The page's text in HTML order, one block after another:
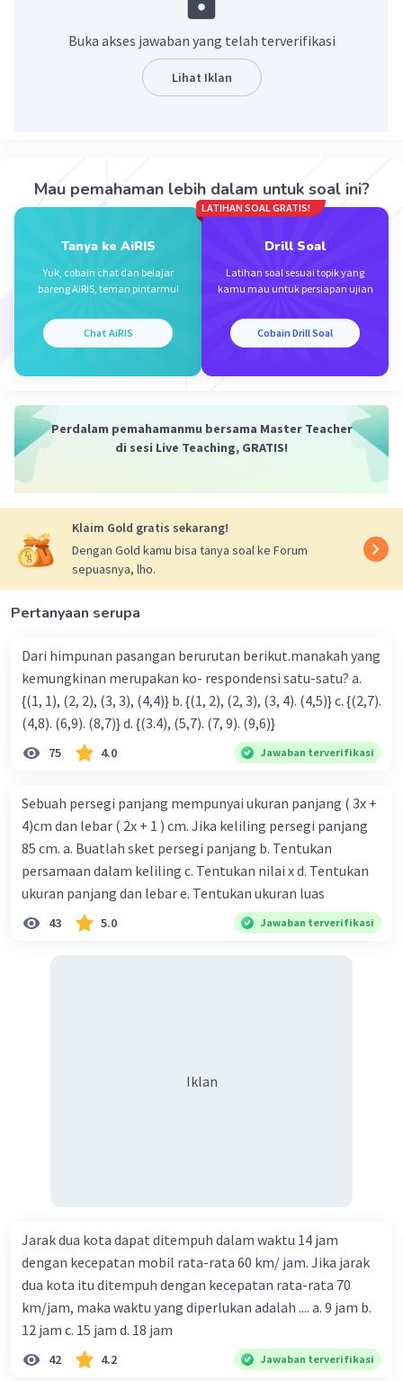
Yang kita tahu bahwa b = 5 dan = 1 maka
2 + x2 = -5/1
Buka akses jawaban yang telah terverifikasi
Lihat Iklan
Mau pemahaman lebih dalam untuk soal ini?
Tanya ke AiRIS
Yuk, cobain chat dan belajar
bareng AiRIS, teman pintarmu!
Chat AiRIS
LATIHAN SOAL GRATIS!
Drill Soal
Latihan soal sesuai topik yang
kamu mau untuk persiapan ujian
Cobain Drill Soal
Perdalam pemahamanmu bersama Master Teacher
di sesi Live Teaching, GRATIS!
Klaim Gold gratis sekarang!
Dengan Gold kamu bisa tanya soal ke Forum
sepuasnya, lho.
Pertanyaan serupa
Dari himpunan pasangan berurutan berikut.manakah yang
kemungkinan merupakan ko- respondensi satu-satu? a.
{(1, 1), (2, 2), (3, 3), (4,4)} b. {(1, 2), (2, 3), (3, 4). (4,5)} c. {(2,7).
(4,8). (6,9). (8,7)} d. {(3.4), (5,7). (7, 9). (9,6)}
75 4.0 Jawaban terverifikasi
Sebuah persegi panjang mempunyai ukuran panjang ( 3x +
4)cm dan lebar ( 2x + 1 ) cm. Jika keliling persegi panjang
85 cm. a. Buatlah sket persegi panjang b. Tentukan
persamaan dalam keliling c. Tentukan nilai x d. Tentukan
ukuran panjang dan lebar e. Tentukan ukuran luas
43 5.0 Jawaban terverifikasi
Iklan
Jarak dua kota dapat ditempuh dalam waktu 14 jam
dengan kecepatan mobil rata-rata 60 km/ jam. Jika jarak
dua kota itu ditempuh dengan kecepatan rata-rata 70
km/jam, maka waktu yang diperlukan adalah .... a. 9 jam b.
12 jam c. 15 jam d. 18 jam
42 4.2 Jawaban terverifikasi